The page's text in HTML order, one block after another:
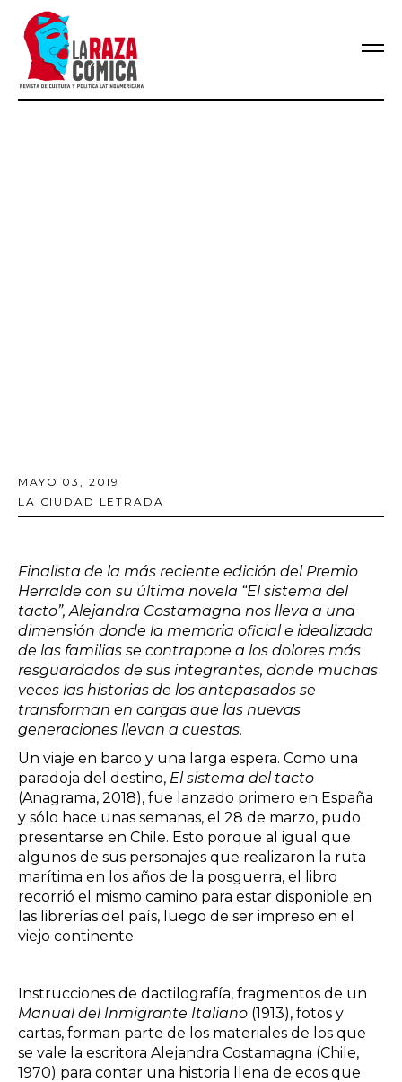
MAYO 03, 2019
LA CIUDAD LETRADA
Finalista de la más reciente edición del Premio
Herralde con su última novela “El sistema del
tacto”, Alejandra Costamagna nos lleva a una
dimensión donde la memoria oficial e idealizada
de las familias se contrapone a los dolores más
resguardados de sus integrantes, donde muchas
veces las historias de los antepasados se
transforman en cargas que las nuevas
generaciones llevan a cuestas.
Un viaje en barco y una larga espera. Como una
paradoja del destino, El sistema del tacto
(Anagrama, 2018), fue lanzado primero en España
y sólo hace unas semanas, el 28 de marzo, pudo
presentarse en Chile. Esto porque al igual que
algunos de sus personajes que realizaron la ruta
marítima en los años de la posguerra, el libro
recorrió el mismo camino para estar disponible en
las librerías del país, luego de ser impreso en el
viejo continente.
Instrucciones de dactilografía, fragmentos de un
Manual del Inmigrante Italiano (1913), fotos y
cartas, forman parte de los materiales de los que
se vale la escritora Alejandra Costamagna (Chile,
1970) para contar una historia llena de ecos que